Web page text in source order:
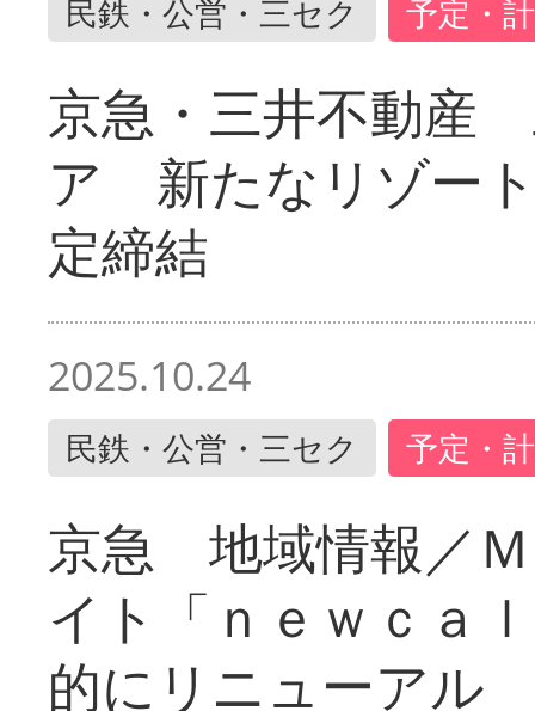
民鉄・公営・三セク 予定・
京急・三井不動産
ア 新たなリゾー
定締結
2025.10.24
民鉄・公営・三セク 予定・
京急 地域情報／
イト「ｎｅｗｃａ
的にリニューアル